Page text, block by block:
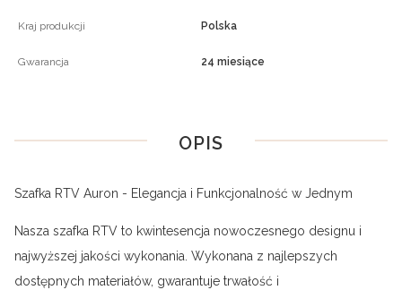
Kraj produkcji Polska
Gwarancja 24 miesiące
OPIS
Szafka RTV Auron - Elegancja i Funkcjonalność w Jednym
Nasza szafka RTV to kwintesencja nowoczesnego designu i
najwyższej jakości wykonania. Wykonana z najlepszych
dostępnych materiałów, gwarantuje trwałość i